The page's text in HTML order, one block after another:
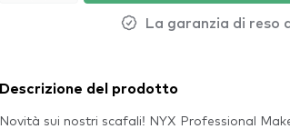
La garanzia di reso
Descrizione del prodotto
Novità sui nostri scafali! NYX Professional